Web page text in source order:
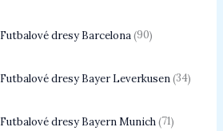
Futbalové dresy Barcelona 90
Futbalové dresy Bayer Leverkusen 34
Futbalové dresy Bayern Munich 71